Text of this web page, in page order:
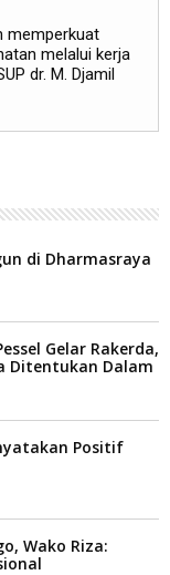
memperkuat
melalui kerja
dr. M. Djamil
di Dharmasraya
Gelar Rakerda,
Ditentukan Dalam
Positif
Wako Riza: